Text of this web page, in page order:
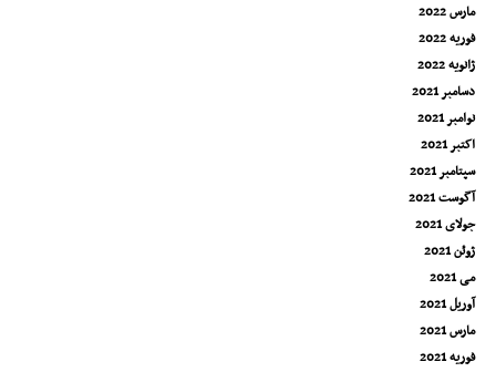
مارس 2022
فوریه 2022
ژانویه 2022
دسامبر 2021
نوامبر 2021
اکتبر 2021
سپتامبر 2021
آگوست 2021
جولای 2021
ژوئن 2021
می 2021
آوریل 2021
مارس 2021
فوریه 2021